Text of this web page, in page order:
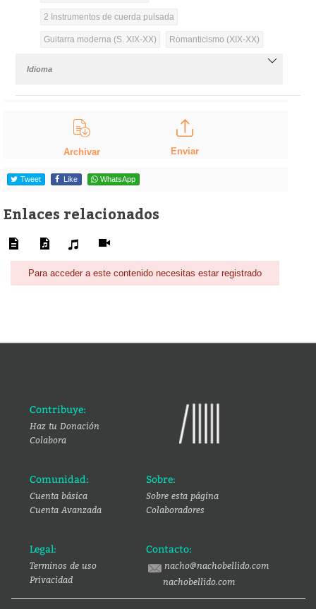
2 Instrumentos de cuerda pulsada
Guitarra moderna (S. XIX-XX) Romanticismo (XIX-XX)
Idioma
Archivar Enviar
Tweet Like WhatsApp
Enlaces relacionados
Para acceder a este contenido necesitas estar registrado
Contribuye:
Haz tu Donación
Colabora
Comunidad:
Cuenta básica
Cuenta Avanzada
Sobre:
Sobre esta página
Colaboradores
Legal:
Terminos de uso
Privacidad
Contacto:
nacho@nachobellido.com
nachobellido.com